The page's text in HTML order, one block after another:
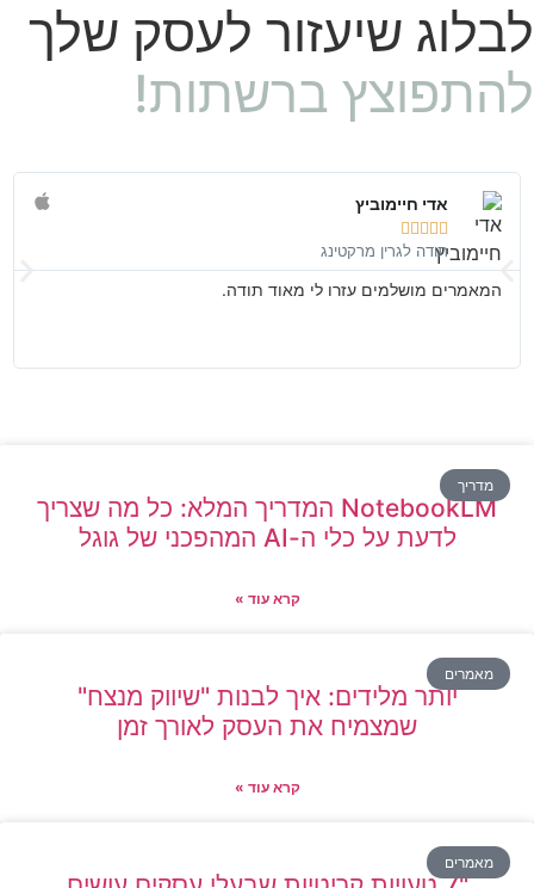
לבלוג שיעזור לעסק שלך
להתפוצץ ברשתות!
אדי חיימוביץ





תודה לגרין מרקטינג
המאמרים מושלמים עזרו לי מאוד תודה.
מדריך
NotebookLM המדריך המלא: כל מה שצריך
לדעת על כלי ה-AI המהפכני של גוגל
קרא עוד »
מאמרים
יותר מלידים: איך לבנות "שיווק מנצח"
שמצמיח את העסק לאורך זמן
קרא עוד »
מאמרים